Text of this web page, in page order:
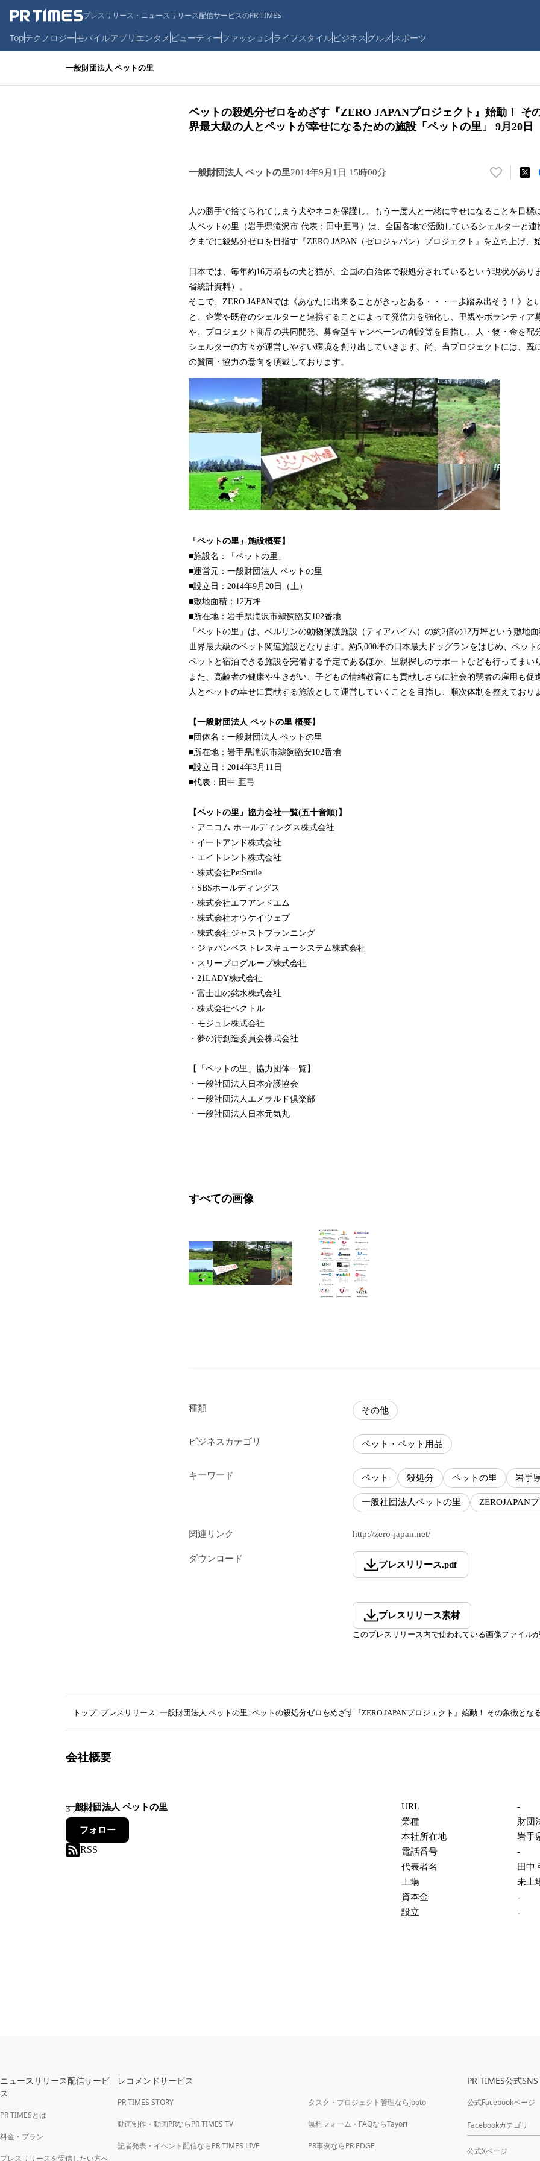
プレスリリース・ニュースリリース配信サービスのPR TIMES
Topテクノロジーモバイルアプリ エンタメ ビューティーファッションライフスタイルビジネス グルメ スポーツ
一般財団法人 ペットの里
ペットの殺処分ゼロをめざす『ZERO JAPANプロジェクト』始動！ そ
界最大級の人とペットが幸せになるための施設「ペットの里」 9月20日
一般財団法人 ペットの里2014年9月1日 15時00分
い
！
数
を
み
中
で
す
人の勝手で捨てられてしまう犬やネコを保護し、もう一度人と一緒に幸せになることを目標
人ペットの里（岩手県滝沢市 代表：田中亜弓）は、全国各地で活動しているシェルターと連
クまでに殺処分ゼロを目指す『ZERO JAPAN（ゼロジャパン）プロジェクト』を立ち上げ、
日本では、毎年約16万頭もの犬と猫が、全国の自治体で殺処分されているという現状があり
省統計資料）。
そこで、ZERO JAPANでは《あなたに出来ることがきっとある・・・一歩踏み出そう！》と
と、企業や既存のシェルターと連携することによって発信力を強化し、里親やボランティア
や、プロジェクト商品の共同開発、募金型キャンペーンの創設等を目指し、人・物・金を配
シェルターの方々が運営しやすい環境を創り出していきます。尚、当プロジェクトには、既
の賛同・協力の意向を頂戴しております。
「ペットの里」施設概要】
■施設名：「ペットの里」
■運営元：一般財団法人 ペットの里
■設立日：2014年9月20日（土）
■敷地面積：12万坪
■所在地：岩手県滝沢市鵜飼臨安102番地
「ペットの里」は、ベルリンの動物保護施設（ティアハイム）の約2倍の12万坪という敷地面
世界最大級のペット関連施設となります。約5,000坪の日本最大ドッグランをはじめ、ペット
ペットと宿泊できる施設を完備する予定であるほか、里親探しのサポートなども行ってまい
また、高齢者の健康や生きがい、子どもの情緒教育にも貢献しさらに社会的弱者の雇用も促
人とペットの幸せに貢献する施設として運営していくことを目指し、順次体制を整えており
【一般財団法人 ペットの里 概要】
■団体名：一般財団法人 ペットの里
■所在地：岩手県滝沢市鵜飼臨安102番地
■設立日：2014年3月11日
■代表：田中 亜弓
【ペットの里」協力会社一覧(五十音順)】
・アニコム ホールディングス株式会社
・イートアンド株式会社
・エイトレント株式会社
・株式会社PetSmile
・SBSホールディングス
・株式会社エフアンドエム
・株式会社オウケイウェブ
・株式会社ジャストプランニング
・ジャパンベストレスキューシステム株式会社
・スリープログループ株式会社
・21LADY株式会社
・富士山の銘水株式会社
・株式会社ベクトル
・モジュレ株式会社
・夢の街創造委員会株式会社
【「ペットの里」協力団体一覧】
・一般社団法人日本介護協会
・一般社団法人エメラルド倶楽部
・一般社団法人日本元気丸
すべての画像
種類 その他
ビジネスカテゴリ ペット・ペット用品
キーワード ペット 殺処分 ペットの里 岩手
一般社団法人ペットの里 ZEROJAPAN
関連リンク http://zero-japan.net/
ダウンロード
プレスリリース.pdf
プレスリリース素材
このプレスリリース内で使われている画像ファイル
トップ プレスリリース 一般財団法人 ペットの里 ペットの殺処分ゼロをめざす『ZERO JAPANプロジェクト』始動！ その象徴と
会社概要
一般財団法人 ペットの里
3フォロワー
フォロー
RSS
URL
-
業種
財団
本社所在地
岩手
電話番号
-
代表者名
田中
上場
未上
資本金
-
設立
-
ニュースリリース配信サービ
ス
PR TIMESとは
料金・プラン
プレスリリースを受信したい方へ
レコメンドサービス
PR TIMES STORY
動画制作・動画PRならPR TIMES TV
記者発表・イベント配信ならPR TIMES LIVE
タスク・プロジェクト管理ならJooto
無料フォーム・FAQならTayori
PR事例ならPR EDGE
PR TIMES公式SNS
公式Facebookページ
Facebookカテゴリ
公式Xページ